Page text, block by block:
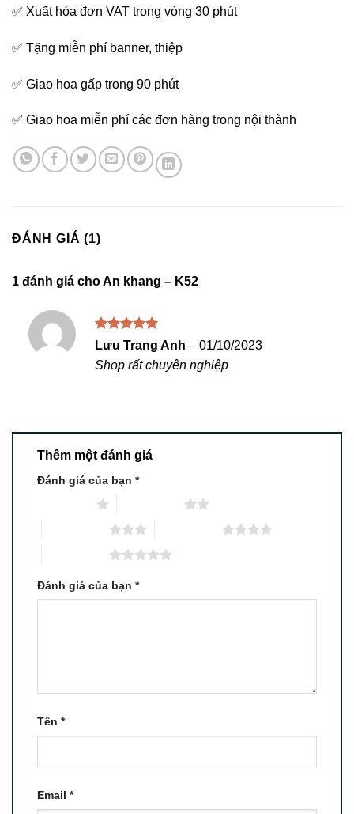
✅ Xuất hóa đơn VAT trong vòng 30 phút
✅ Tặng miễn phí banner, thiệp
✅ Giao hoa gấp trong 90 phút
✅ Giao hoa miễn phí các đơn hàng trong nội thành
ĐÁNH GIÁ (1)
1 đánh giá choAn khang – K52
Được xếp
sao
Lưu Trang Anh – 01/10/2023
Shop rất chuyên nghiệp
Thêm một đánh giá
Đánh giá của bạn *
Đánh giá của bạn *
Tên *
Email *